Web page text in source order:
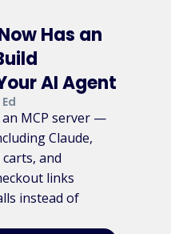
Has an
AI Agent
MCP server —
Claude,
and
links
instead of